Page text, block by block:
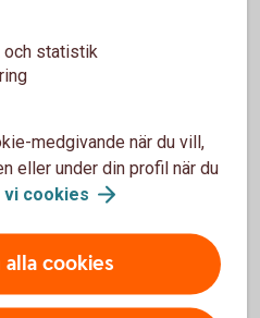
och statistik
medgivande när du vill,
eller under din profil när du
vi cookies
alla cookies